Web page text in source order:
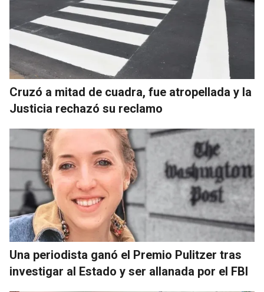
Cruzó a mitad de cuadra, fue atropellada y la
Justicia rechazó su reclamo
Una periodista ganó el Premio Pulitzer tras
investigar al Estado y ser allanada por el FBI